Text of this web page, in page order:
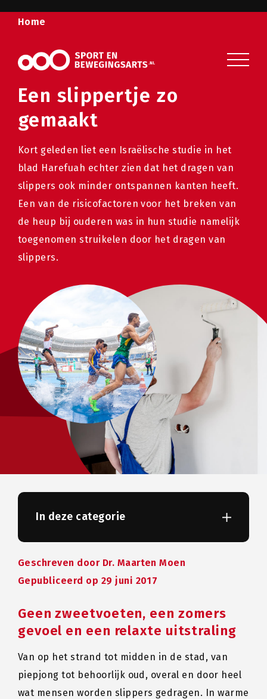
Home
Sport en beweging
Veelgestelde vragen
Over ons
Contact
Een slippertje zo
gemaakt
Kort geleden liet een Israëlische studie in het
blad Harefuah echter zien dat het dragen van
slippers ook minder ontspannen kanten heeft.
Een van de risicofactoren voor het breken van
de heup bij ouderen was in hun studie namelijk
toegenomen struikelen door het dragen van
slippers.
In deze categorie
Geschreven door Dr. Maarten Moen
Gepubliceerd op 29 juni 2017
Geen zweetvoeten, een zomers
gevoel en een relaxte uitstraling
Van op het strand tot midden in de stad, van
piepjong tot behoorlijk oud, overal en door heel
wat mensen worden slippers gedragen. In warme